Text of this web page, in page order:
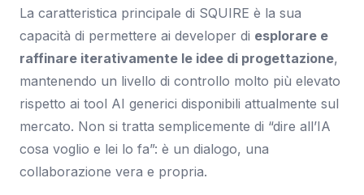
La caratteristica principale di SQUIRE è la sua
capacità di permettere ai developer di esplorare e
raffinare iterativamente le idee di progettazione,
mantenendo un livello di controllo molto più elevato
rispetto ai tool AI generici disponibili attualmente sul
mercato. Non si tratta semplicemente di “dire all’IA
cosa voglio e lei lo fa”: è un dialogo, una
collaborazione vera e propria.